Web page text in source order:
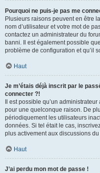
Pourquoi ne puis-je pas me
Plusieurs raisons peuvent en être
nom d’utilisateur et votre mot de
contactez un administrateur du
banni. Il est également possible
problème de configuration et qu’il
Haut
Je m’étais déjà inscrit par le
connecter ?!
Il est possible qu’un
pour une quelconque raison. De
périodiquement les utilisateurs
données. Si tel était le cas,
plus activement aux discussions du
Haut
J’ai perdu mon mot de passe !